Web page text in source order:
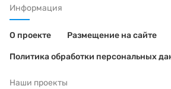
Информация
О проекте Размещение на сайте
Политика обработки персональных
Наши проекты